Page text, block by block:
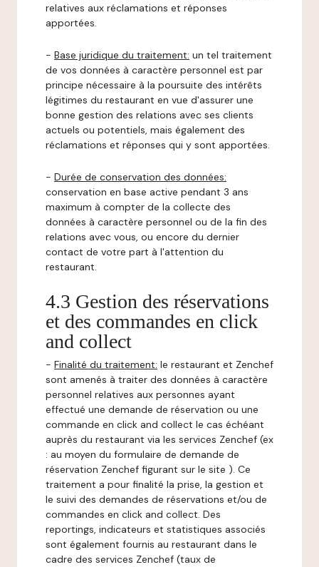
relatives aux réclamations et réponses
apportées.
- Base juridique du traitement: un tel traitement
de vos données à caractère personnel est par
principe nécessaire à la poursuite des intérêts
légitimes du restaurant en vue d'assurer une
bonne gestion des relations avec ses clients
actuels ou potentiels, mais également des
réclamations et réponses qui y sont apportées.
- Durée de conservation des données:
conservation en base active pendant 3 ans
maximum à compter de la collecte des
données à caractère personnel ou de la fin des
relations avec vous, ou encore du dernier
contact de votre part à l'attention du
restaurant.
4.3 Gestion des réservations
et des commandes en click
and collect
- Finalité du traitement: le restaurant et Zenchef
sont amenés à traiter des données à caractère
personnel relatives aux personnes ayant
effectué une demande de réservation ou une
commande en click and collect le cas échéant
auprès du restaurant via les services Zenchef (ex
: au moyen du formulaire de demande de
réservation Zenchef figurant sur le site ). Ce
traitement a pour finalité la prise, la gestion et
le suivi des demandes de réservations et/ou de
commandes en click and collect. Des
reportings, indicateurs et statistiques associés
sont également fournis au restaurant dans le
cadre des services Zenchef (taux de